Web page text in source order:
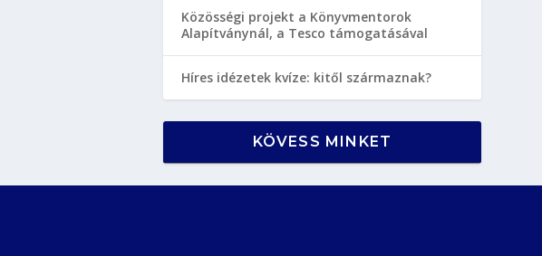
Közösségi projekt a Könyvmentorok
Alapítványnál, a Tesco támogatásával
Híres idézetek kvíze: kitől származnak?
KÖVESS MINKET